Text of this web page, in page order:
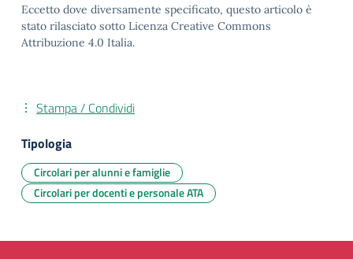
Eccetto dove diversamente specificato, questo articolo è
stato rilasciato sotto Licenza Creative Commons
Attribuzione 4.0 Italia.
Stampa / Condividi
Tipologia
Circolari per alunni e famiglie
Circolari per docenti e personale ATA